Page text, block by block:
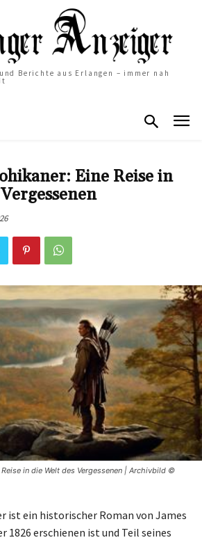
Berichte aus Erlangen – immer nah
Eine Reise in
in die Welt des Vergessenen | Archivbild ©
ist ein historischer Roman von James
1826 erschienen ist und Teil seines